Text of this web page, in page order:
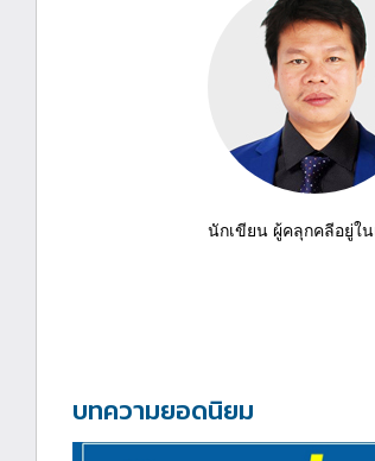
นักเขียน ผู้คลุกคลีอยู่ใ
บทความยอดนิยม